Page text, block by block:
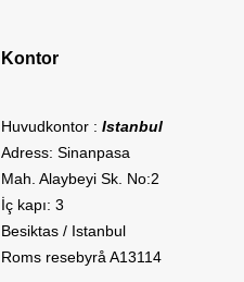
Kontor
Huvudkontor : Istanbul
Adress: Sinanpasa
Mah. Alaybeyi Sk. No:2
İç kapı: 3
Besiktas / Istanbul
Roms resebyrå A13114